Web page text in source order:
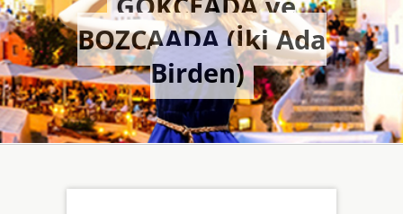
BOZCAADA (İki Ada
Birden)